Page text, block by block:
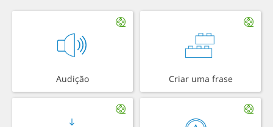
Audição Criar uma frase